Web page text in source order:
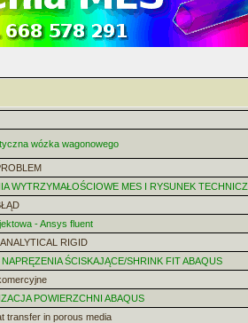
wózka wagonowego
WYTRZYMAŁOŚCIOWE MES I RYSUNEK
- Ansys fluent
RIGID
ŚCISKAJĄCE/SHRINK FIT ABAQUS
POWIERZCHNI ABAQUS
transfer in porous media